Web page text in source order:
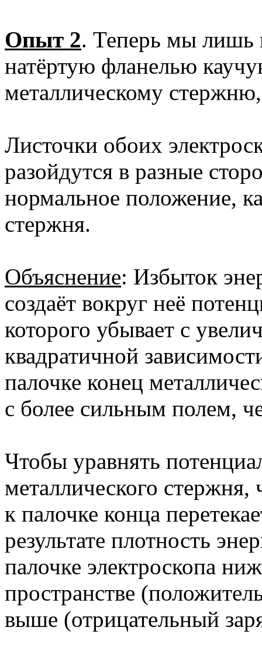
Опыт 2. Теперь мы лишь
натёртую фланелью
металлическому стержню,
Листочки обоих
разойдутся в разные
нормальное положение,
стержня.
Объяснение: Избыток
создаёт вокруг неё
которого убывает с
квадратичной
палочке конец
с более сильным полем,
Чтобы уравнять
металлического стержня,
к палочке конца
результате плотность
палочке электроскопа
пространстве
выше (отрицательный